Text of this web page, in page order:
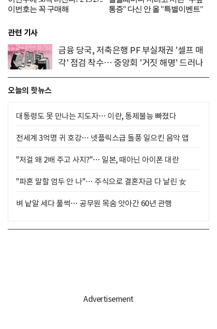
관련 기사
금융 당국, 저축은행 PF 부실채권 '셀프 매
각' 점검 착수… 중앙회 '거짓 해명' 드러나
오늘의 핫뉴스
대통령도 못 만나는 지도자… 이란, 통제불능 빠졌다
전세계 3억명 귀 호강… 넷플릭스급 돌풍 일으킨 음악 앱
"저걸 왜 2배 주고 사지?"… 일본, 때아닌 아이폰 대란
"파혼 말할 엄두 안 나"… 주식으로 결혼자금 다 날린 女
벼 낱알 세다 풀썩… 공무원 목숨 앗아간 60년 관행